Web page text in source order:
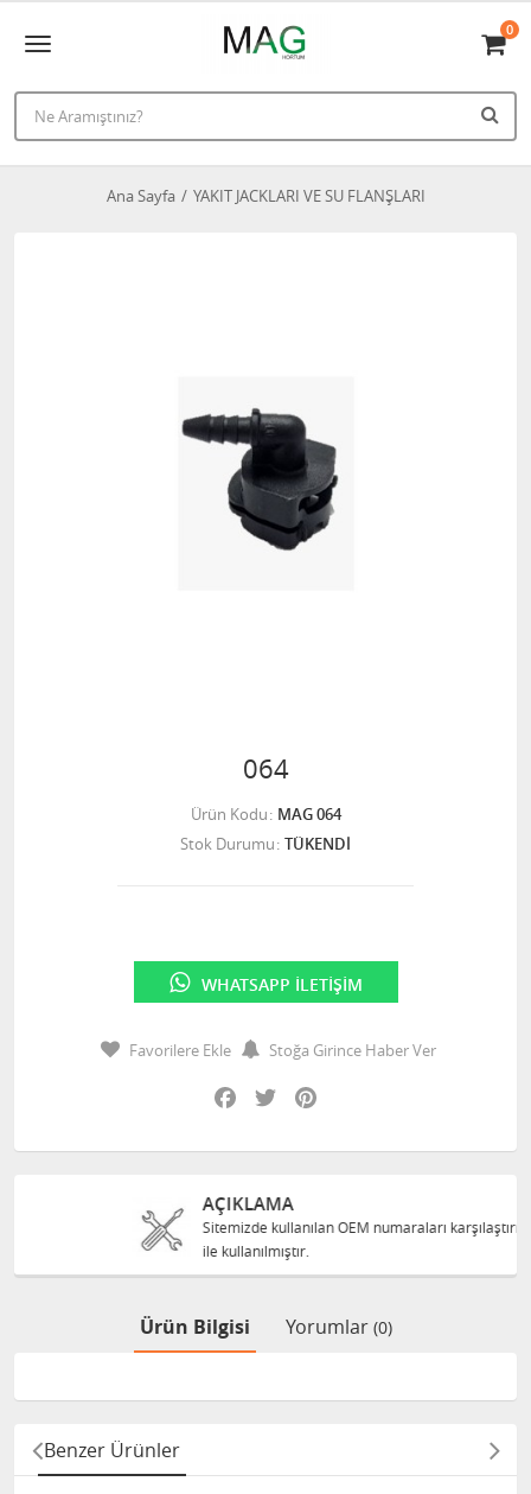
0
Ana Sayfa YAKIT JACKLARI VE SU FLANŞLARI
064
Ürün Kodu MAG 064
Stok Durumu TÜKENDİ
WHATSAPP İLETIŞIM
Favorilere Ekle
Stoğa Girince Haber Ver
Facebook
Twitter
AÇIKLAMA
Sitemizde kullanılan OEM numaraları karşılaştırma amacı
ile kullanılmıştır.
Ürün Bilgisi Yorumlar (0)
Benzer Ürünler